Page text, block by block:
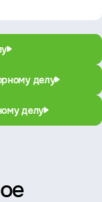
делу
делу